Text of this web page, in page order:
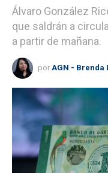
Álvaro González
que saldrán a
a partir de mañana.
por AGN - Brenda